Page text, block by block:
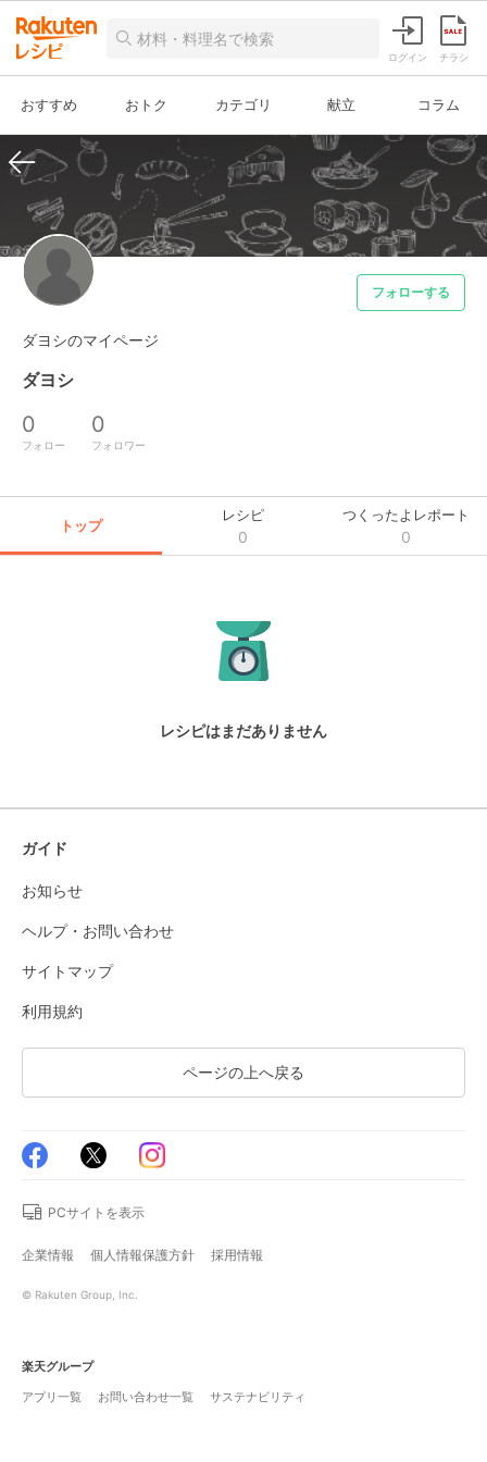
ログイン チラシ
おすすめ おトク カテゴリ 献立 コラム
フォローする
ダヨシのマイページ
ダヨシ
0
フォロー
0
フォロワー
トップ
レシピ
0
つくったよレポート
0
レシピはまだありません
ガイド
お知らせ
ヘルプ・お問い合わせ
サイトマップ
利用規約
ページの上へ戻る
PCサイトを表示
企業情報 個人情報保護方針 採用情報
© Rakuten Group, Inc.
楽天グループ
アプリ一覧
お問い合わせ一覧 サステナビリティ